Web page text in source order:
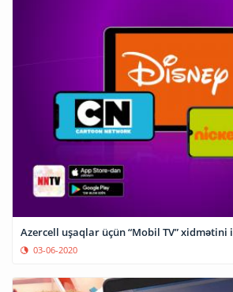
Azercell uşaqlar üçün “Mobil TV”
03-06-2020